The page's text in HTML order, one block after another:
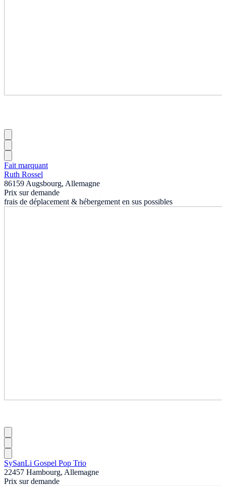
Fait marquant
Ruth Rossel
86159 Augsbourg, Allemagne
Prix sur demande
frais de déplacement & hébergement en sus possibles
SySanLi Gospel Pop Trio
22457 Hambourg, Allemagne
Prix sur demande